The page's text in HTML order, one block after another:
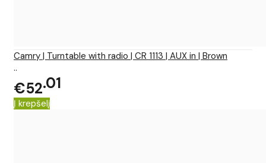
Camry | Turntable with radio | CR 1113 | AUX in | Brown
..
€52 01
Į krepšelį